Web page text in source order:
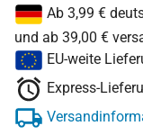
Ab 3,99 €
und ab 39,00 €
EU-weite
Express-